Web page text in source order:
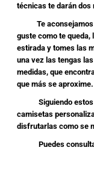
técnicas te darán dos
Te aconsejamos
guste como te queda,
estirada y tomes las
una vez las tengas
medidas, que
que más se aproxime.
Siguiendo estos
camisetas
disfrutarlas como se
Puedes consultar